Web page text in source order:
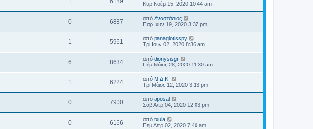
1 6189
Κυρ Νοέμ 15, 2020 10:44 am
0 6887 από Αναστάσιος
Παρ Ιουν 19, 2020 3:37 pm
1 5961 από panagiotisspy
Τρί Ιουν 02, 2020 8:36 am
6 8634 από dionysisgr
Πέμ Μάιος 28, 2020 11:30 am
1 6224 από Μ.Δ.Κ.
Τρί Μάιος 12, 2020 3:13 pm
0 7900 από aposal
Σάβ Απρ 04, 2020 12:03 pm
0 6166 από toula
Πέμ Απρ 02, 2020 7:40 am